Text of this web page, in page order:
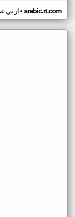
ار تي• arabic.rt.com